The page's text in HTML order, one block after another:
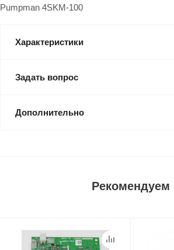
Pumpman 4SKM-100
Характеристики
Задать вопрос
Дополнительно
Рекомендуем